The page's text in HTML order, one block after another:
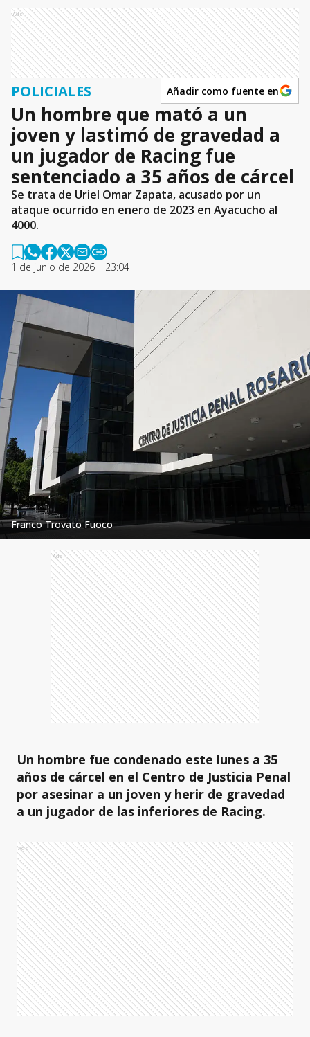
Ads
POLICIALES Añadir como fuente en
Un hombre que mató a un
joven y lastimó de gravedad a
un jugador de Racing fue
sentenciado a 35 años de cárcel
Se trata de Uriel Omar Zapata, acusado por un
ataque ocurrido en enero de 2023 en Ayacucho al
4000.
1 de junio de 2026 | 23:04
Franco Trovato Fuoco
Ads
Un hombre fue condenado este lunes a 35
años de cárcel en el Centro de Justicia Penal
por asesinar a un joven y herir de gravedad
a un jugador de las inferiores de Racing.
Ads